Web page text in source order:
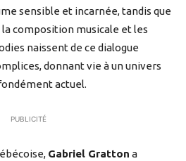
sensible et incarnée, tandis que
la composition musicale et les
naissent de ce dialogue
donnant vie à un univers
actuel.
PUBLICITÉ
Gabriel Gratton a